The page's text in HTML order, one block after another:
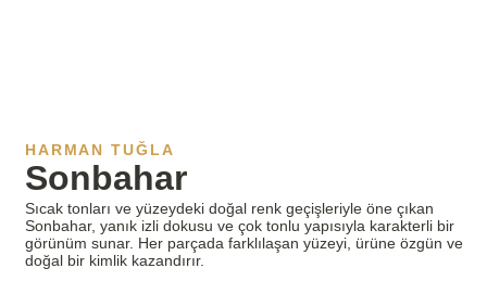
HARMAN TUĞLA
Sonbahar
Sıcak tonları ve yüzeydeki doğal renk geçişleriyle öne çıkan
Sonbahar, yanık izli dokusu ve çok tonlu yapısıyla karakterli bir
görünüm sunar. Her parçada farklılaşan yüzeyi, ürüne özgün ve
doğal bir kimlik kazandırır.